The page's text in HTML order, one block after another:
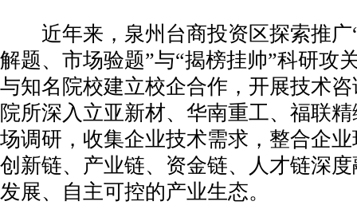
近年来，泉州台商投资区探索推广
解题、市场验题”与“揭榜挂帅”科研攻
与知名院校建立校企合作，开展技术
院所深入立亚新材、华南重工、福联
场调研，收集企业技术需求，整合企
创新链、产业链、资金链、人才链深
发展、自主可控的产业生态。